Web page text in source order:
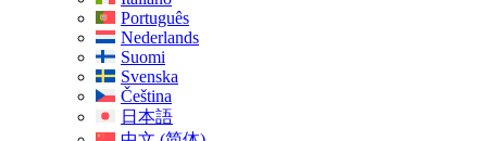
Português
Nederlands
Suomi
Svenska
Čeština
日本語